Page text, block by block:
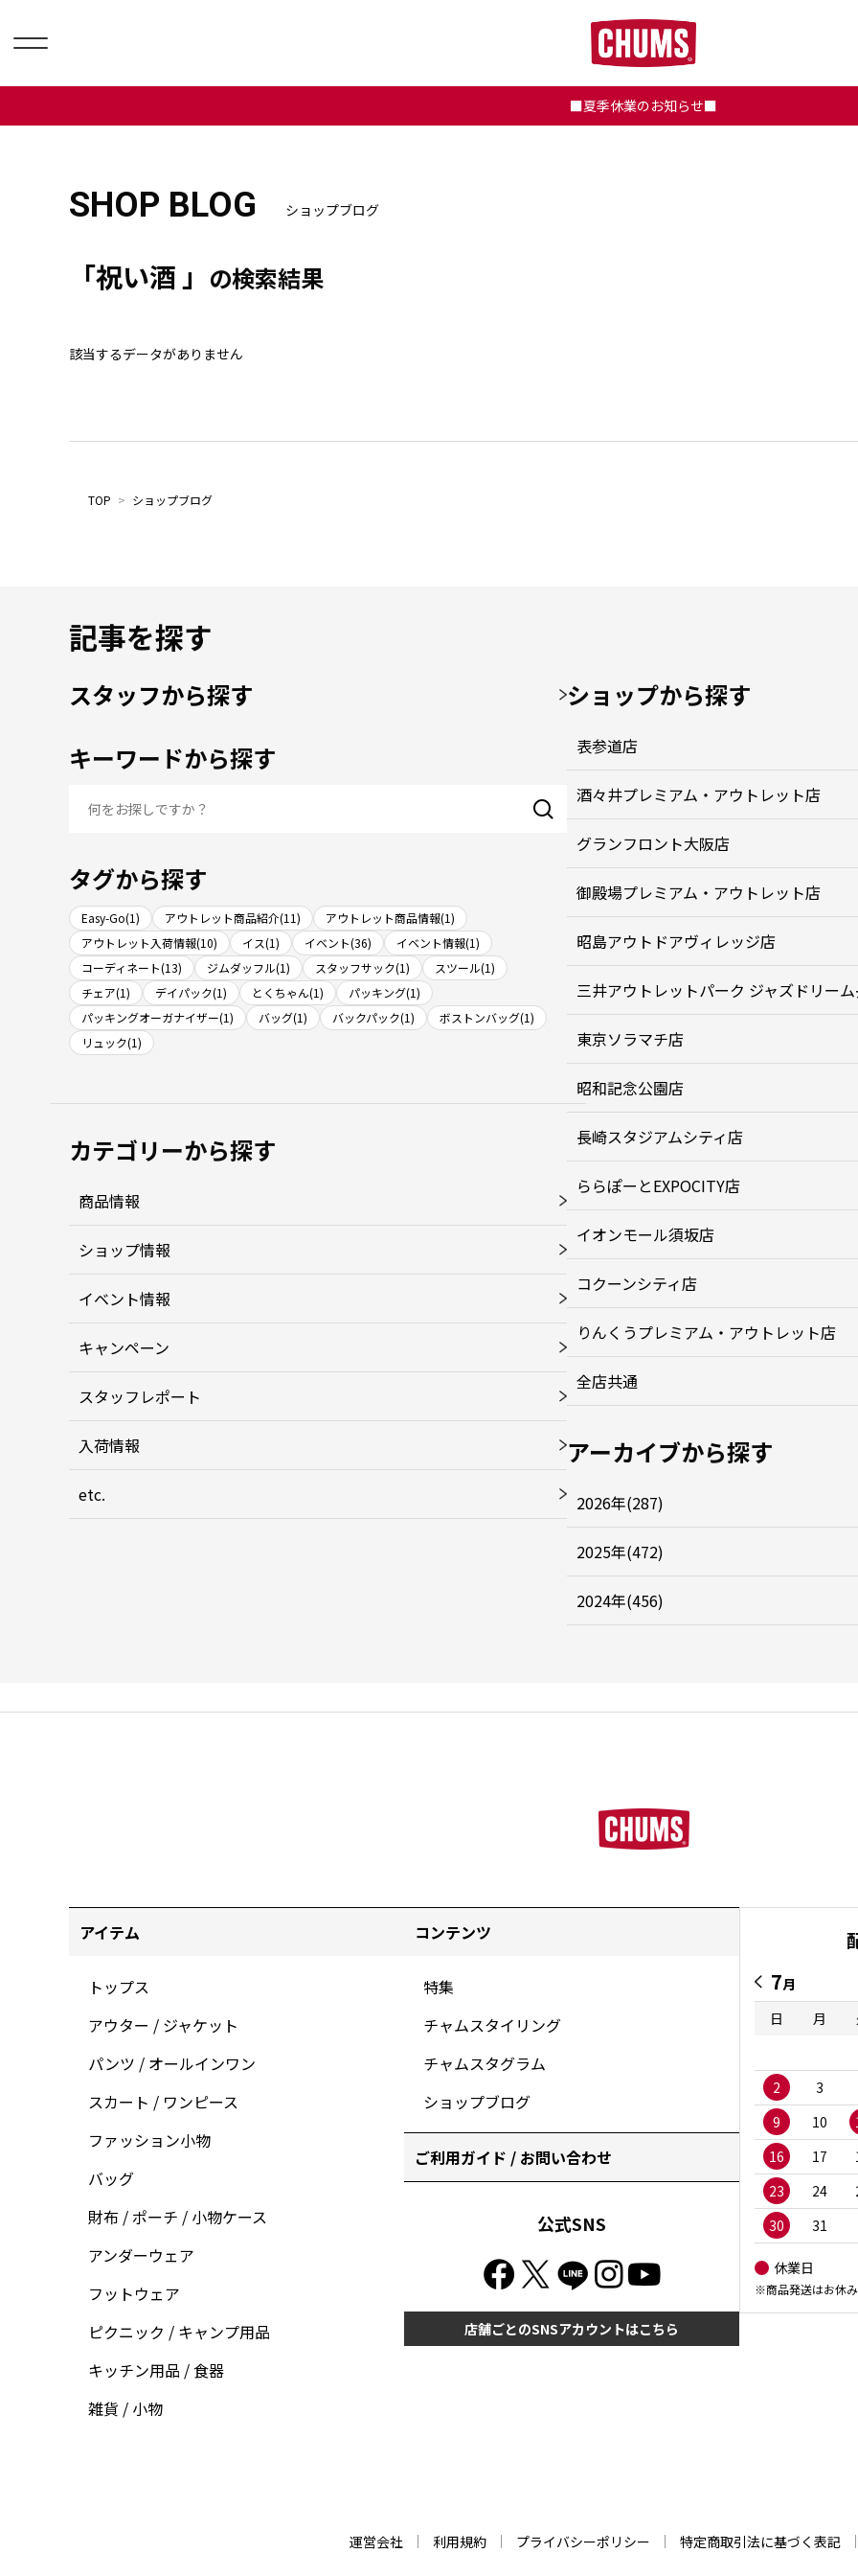
■夏季休業のお知らせ■
SHOP BLOG ショップブログ
「祝い酒 」 の検索結果
該当するデータがありません
TOP > ショップブログ
記事を探す
スタッフから探す
キーワードから探す
タグから探す
Easy-Go(1) アウトレット商品紹介(11)
アウトレット商品情報(1)
アウトレット入荷情報(10)
イス(1) イベント(36)
イベント情報(1)
コーディネート(13)
ジムダッフル(1) スタッフサック(1)
スツール(1)
チェア(1)
デイパック(1) とくちゃん(1)
パッキング(1)
パッキングオーガナイザー(1)
バッグ(1) バックパック(1)
ボストンバッグ(1)
リュック(1)
カテゴリーから探す
商品情報
ショップ情報
イベント情報
キャンペーン
スタッフレポート
入荷情報
etc.
ショップから探す
表参道店
酒々井プレミアム・アウトレット店
グランフロント大阪店
御殿場プレミアム・アウトレット店
昭島アウトドアヴィレッジ店
三井アウトレットパーク ジャズドリー
東京ソラマチ店
昭和記念公園店
長崎スタジアムシティ店
ららぽーとEXPOCITY店
イオンモール須坂店
コクーンシティ店
りんくうプレミアム・アウトレット店
全店共通
アーカイブから探す
2026年(287)
2025年(472)
2024年(456)
アイテム
トップス
アウター / ジャケット
パンツ / オールインワン
スカート / ワンピース
ファッション小物
バッグ
財布 / ポーチ / 小物ケース
アンダーウェア
フットウェア
ピクニック / キャンプ用品
キッチン用品 / 食器
雑貨 / 小物
コンテンツ
特集
チャムスタイリング
チャムスタグラム
ショップブログ
ご利用ガイド / お問い合わせ
公式SNS
店舗ごとのSNSアカウントはこちら
7月
日
月
2
3
9
10
16
17
23
24
30
31
休業日
※商品発送はお休
運営会社 利用規約 プライバシーポリシー 特定商取引法に基づく表記